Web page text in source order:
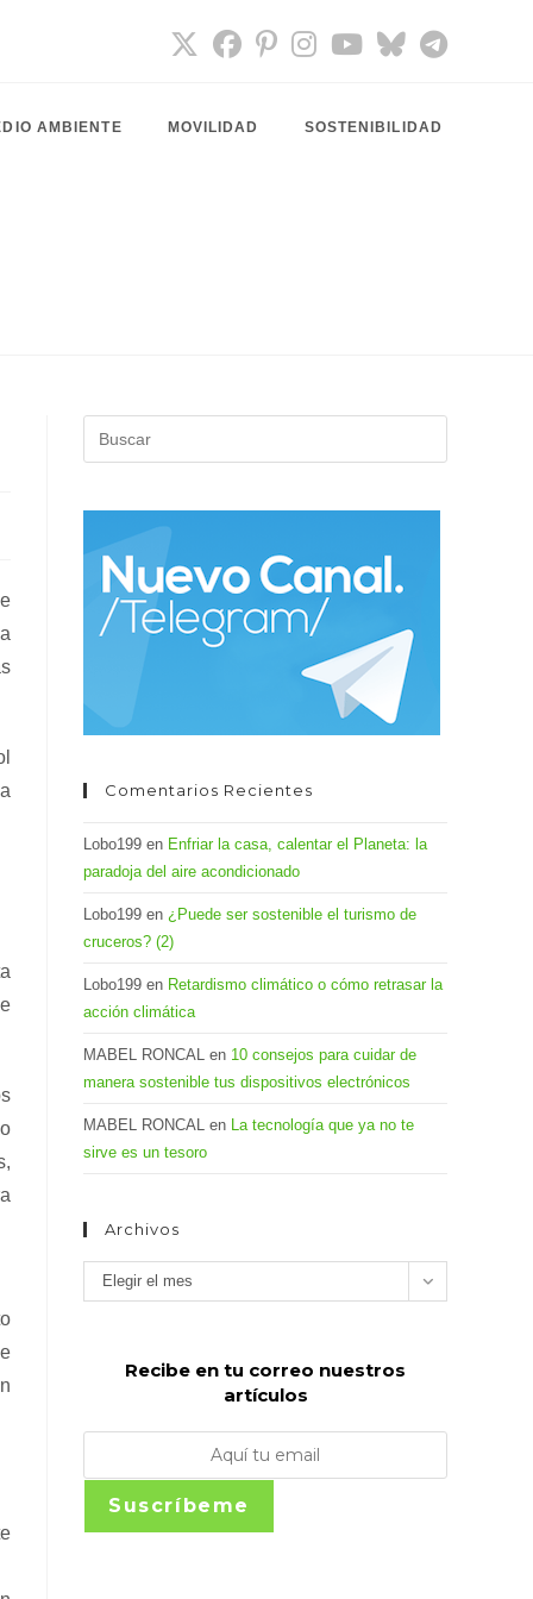
AMBIENTE MOVILIDAD SOSTENIBILIDAD
Escape
Comentarios Recientes
Lobo199 en Enfriar la casa, calentar el Planeta: la
paradoja del aire acondicionado
Lobo199 en ¿Puede ser sostenible el turismo de
cruceros? (2)
Lobo199 en Retardismo climático o cómo retrasar la
acción climática
MABEL RONCAL en 10 consejos para cuidar de
manera sostenible tus dispositivos electrónicos
MABEL RONCAL en La tecnología que ya no te
sirve es un tesoro
Archivos
Archivos
Elegir el mes
Recibe en tu correo nuestros
artículos
Suscríbeme